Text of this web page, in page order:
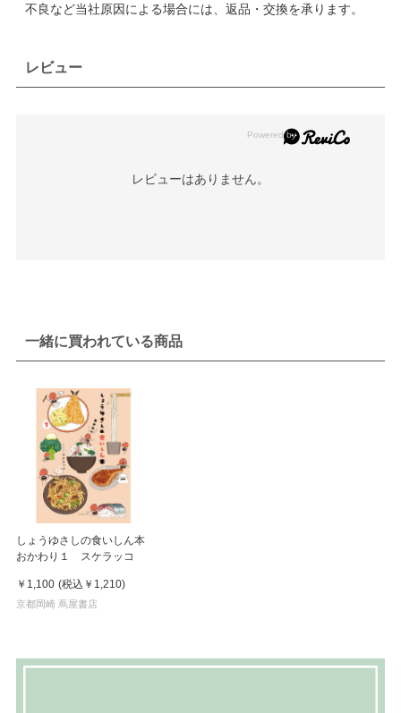
不良など当社原因による場合には、返品・交換を承ります。
レビュー
レビューはありません。
一緒に買われている商品
しょうゆさしの食いしん本
おかわり１ スケラッコ
￥1,100 (税込 ￥1,210)
京都岡崎 蔦屋書店